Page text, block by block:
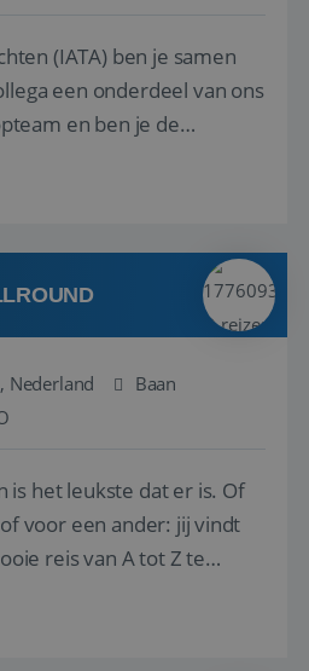
(IATA) ben je samen
een onderdeel van ons
en ben je de
niet uitkomen.
alles wat met IATA te m...
Nederland
Baan
is het leukste dat er is. Of
voor een ander: jij vindt
reis van A tot Z te
prachtige plekjes op